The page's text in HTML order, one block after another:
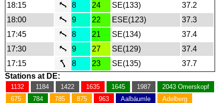
18:15
8 24 SE(133)
37.2
18:00
9 22 ESE(123)
37.3
17:45
8 21 SE(134)
37.4
17:30
9 27 SE(129)
37.4
17:15
8 23 SE(135)
37.7
Stations at DE:
1132 1184 1422 1635 1645 1987
2043 Omerskopf
675
784 785 875 963 Aalbäumle
Adelberg